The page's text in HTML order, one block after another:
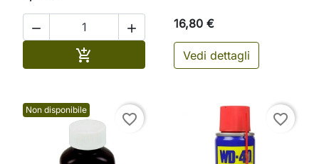
 
 Aggiungi al carrello
16,80 €
Vedi dettagli
Non disponibile
favorite_border favorite_border